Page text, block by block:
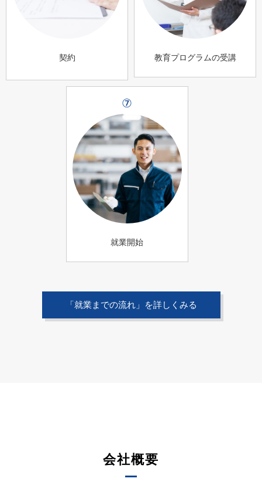
契約 教育プログラムの受講
⑦
就業開始
「就業までの流れ」を詳しくみる
会社概要